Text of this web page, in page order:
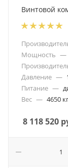
Винтовой
Мощность —
Давление —
Питание —
Вес — 4650
8 118 520